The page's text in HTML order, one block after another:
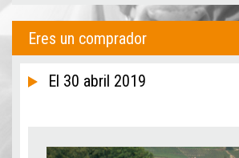
Eres un comprador
El 30 abril 2019